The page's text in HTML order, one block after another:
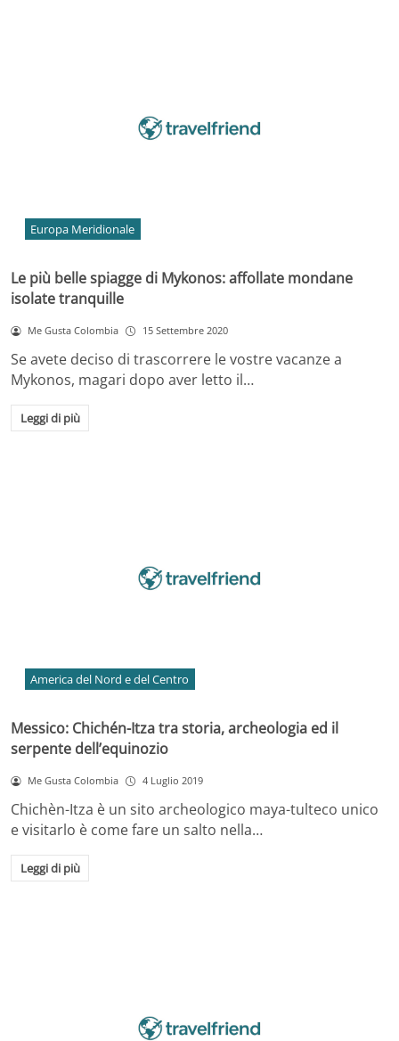
Europa Meridionale
Le più belle spiagge di Mykonos: affollate mondane
isolate tranquille
Me Gusta Colombia 15 Settembre 2020
Se avete deciso di trascorrere le vostre vacanze a
Mykonos, magari dopo aver letto il…
Leggi di più
America del Nord e del Centro
Messico: Chichén-Itza tra storia, archeologia ed il
serpente dell’equinozio
Me Gusta Colombia 4 Luglio 2019
Chichèn-Itza è un sito archeologico maya-tulteco unico
e visitarlo è come fare un salto nella…
Leggi di più